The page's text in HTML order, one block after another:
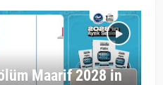
Maarif 2028 in